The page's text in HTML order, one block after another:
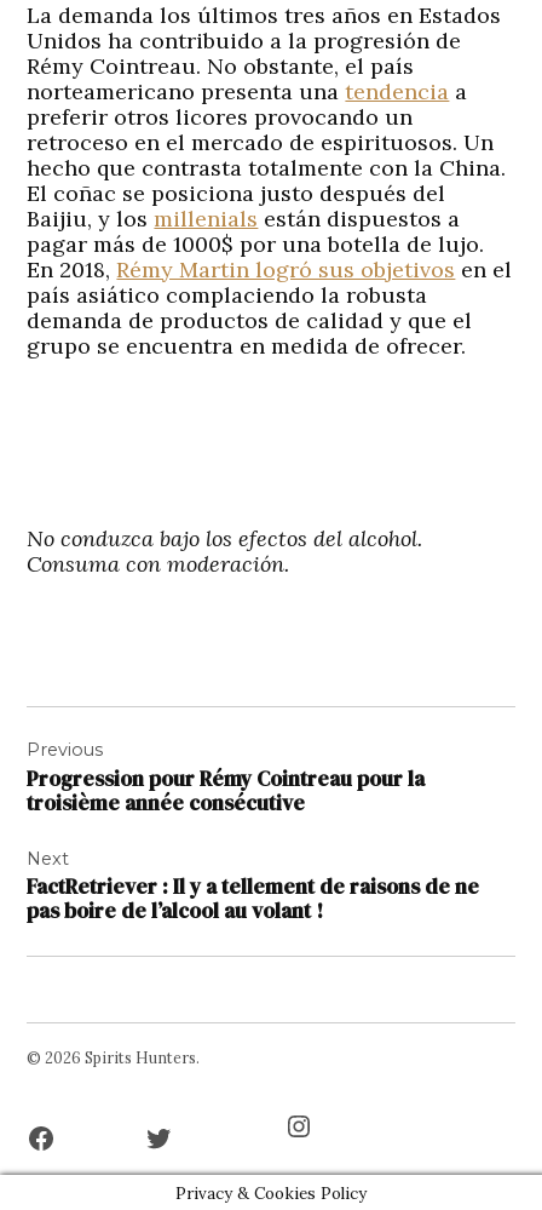
La demanda los últimos tres años en Estados
Unidos ha contribuido a la progresión de
Rémy Cointreau. No obstante, el país
norteamericano presenta unatendencia a
preferir otros licores provocando un
retroceso en el mercado de espirituosos. Un
hecho que contrasta totalmente con la China.
El coñac se posiciona justo después del
Baijiu, y losmillenials están dispuestos a
pagar más de 1000$ por una botella de lujo.
En 2018,Rémy Martin logró sus objetivos en el
país asiático complaciendo la robusta
demanda de productos de calidad y que el
grupo se encuentra en medida de ofrecer.
No conduzca bajo los efectos del alcohol.
Consuma con moderación.
de
l’article
Previous
Progression pour Rémy Cointreau pour la
troisième année consécutive
Next
FactRetriever : Il y a tellement de raisons de ne
pas boire de l’alcool au volant !
© 2026 Spirits Hunters.
Privacy & Cookies Policy